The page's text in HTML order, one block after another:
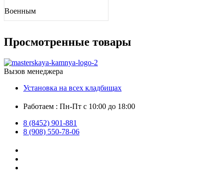
Военным
Просмотренные товары
Вызов менеджера
Установка на всех кладбищах
Работаем : Пн-Пт с 10:00 до 18:00
8 (8452) 901-881
8 (908) 550-78-06